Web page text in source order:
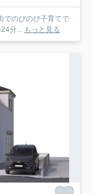
でのびのび子育てで
分...
もっと見る